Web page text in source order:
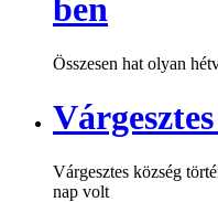
ben
Összesen hat olyan
Várgesztes község
nap volt